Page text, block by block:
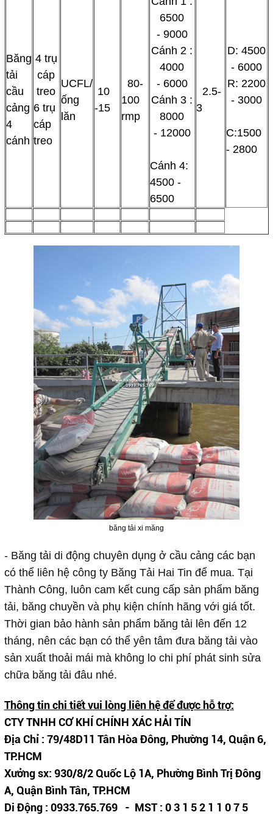
Băng
tải
cầu
cảng
4
cánh
4 trụ
cáp
treo
6 trụ
cáp
treo
UCFL/
ống
lăn
10
-15
80-
100
rmp
6500
- 9000
Cánh 2 :
4000
- 6000
Cánh 3 :
8000
- 12000
Cánh 4:
4500 -
6500
2.5-
3
D: 4500
- 6000
R: 2200
- 3000
C:1500
- 2800
băng tải xi măng
- Băng tải di động chuyên dụng ở cầu cảng các bạn
có thể liên hệ công ty Băng Tải Hai Tin để mua. Tại
Thành Công, luôn cam kết cung cấp sản phẩm băng
tải, băng chuyền và phụ kiện chính hãng với giá tốt.
Thời gian bảo hành sản phẩm băng tải lên đến 12
tháng, nên các bạn có thể yên tâm đưa băng tải vào
sản xuất thoải mái mà không lo chi phí phát sinh sửa
chữa băng tải đâu nhé.
Thông tin chi tiết vui lòng liên hệ để được hỗ trợ:
CTY TNHH CƠ KHÍ CHÍNH XÁC HẢI TÍN
Địa Chỉ : 79/48D11 Tân Hòa Đông, Phường 14, Quận 6,
TP.HCM
Xưởng sx: 930/8/2 Quốc Lộ 1A, Phường Bình Trị Đông
A, Quận Bình Tân, TP.HCM
Di Động : 0933.765.769 - MST : 0 3 1 5 2 1 1 0 7 5